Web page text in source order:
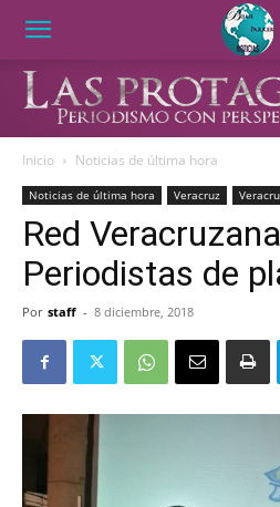
Inicio Noticias de última hora
Noticias de última hora Veracruz
Red
Periodistas de
Por staff - 8 diciembre, 2018